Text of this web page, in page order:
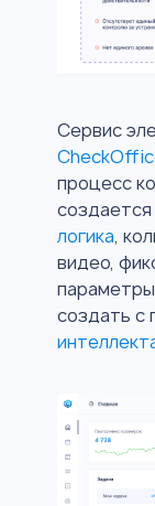
Сервис
процесс
логика,
видео,
создать